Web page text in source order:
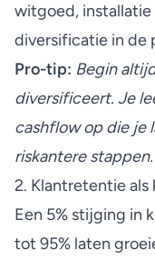
witgoed, installatie
diversificatie in de
Pro-tip: Begin
diversificeert. Je
cashflow op die je
riskantere stappen.
2. Klantretentie
Een 5% stijging in
tot 95% laten